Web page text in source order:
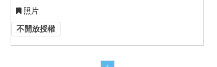
照片
不開放授權